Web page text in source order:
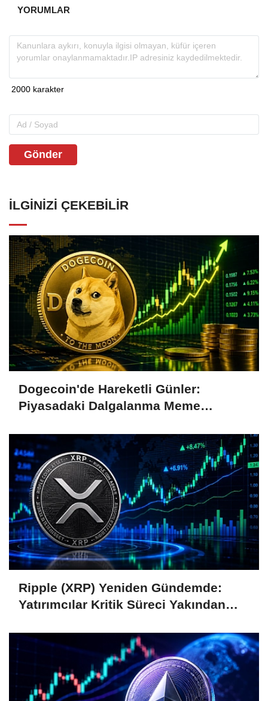
YORUMLAR
Gönder
İLGINIZI ÇEKEBILIR
Dogecoin'de Hareketli Günler:
Piyasadaki Dalgalanma Meme
Ripple (XRP) Yeniden Gündemde:
Yatırımcılar Kritik Süreci Yakından